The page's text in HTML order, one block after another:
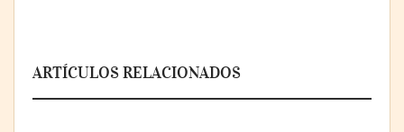
ARTÍCULOS RELACIONADOS